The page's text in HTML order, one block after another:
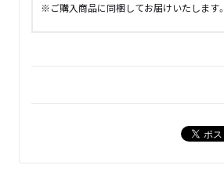
※ご購入商品に同梱してお届けいたします。